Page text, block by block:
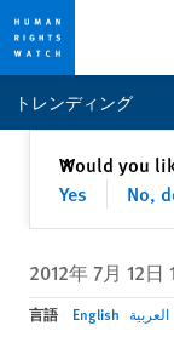
privacy
content
トレンディング
Would you
Yes
No,
✕閉じる
2012年 7月 12日
言語 English العربية